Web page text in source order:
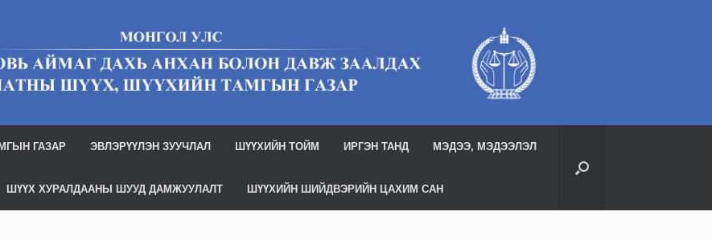
ГАЗАР ЭВЛЭРҮҮЛЭН ЗУУЧЛАЛ ШҮҮХИЙН ТОЙМ ИРГЭН ТАНД МЭДЭЭ, МЭДЭЭЛЭЛ
ШҮҮХ ХУРАЛДААНЫ ШУУД ДАМЖУУЛАЛТ ШҮҮХИЙН ШИЙДВЭРИЙН ЦАХИМ САН